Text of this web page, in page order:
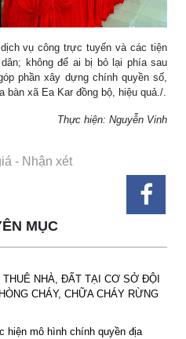
vụ công trực tuyến và các tiện
không để ai bị bỏ lại phía sau
phần xây dựng chính quyền số,
bàn xã Ea Kar đồng bộ, hiệu quả./.
Thực hiện: Nguyễn Vinh
- Nhận xét
MỤC
THUÊ NHÀ, ĐẤT TẠI CƠ SỞ ĐỘI
CHÁY, CHỮA CHÁY RỪNG
hiện mô hình chính quyền địa